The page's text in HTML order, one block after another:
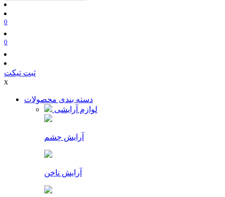
0
0
ثبت تیکت
x
دسته بندی محصولات
لوازم آرایشی
آرایش چشم
آرایش ناخن